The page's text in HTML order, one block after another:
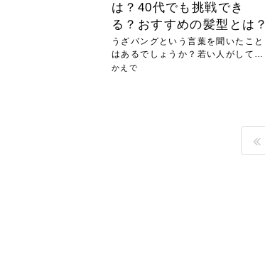
は？40代でも挑戦でき
る？おすすめの髪型とは？
うざバングという言葉を聞いたこと
はあるでしょうか？若い人がしてい
ると...
かえで